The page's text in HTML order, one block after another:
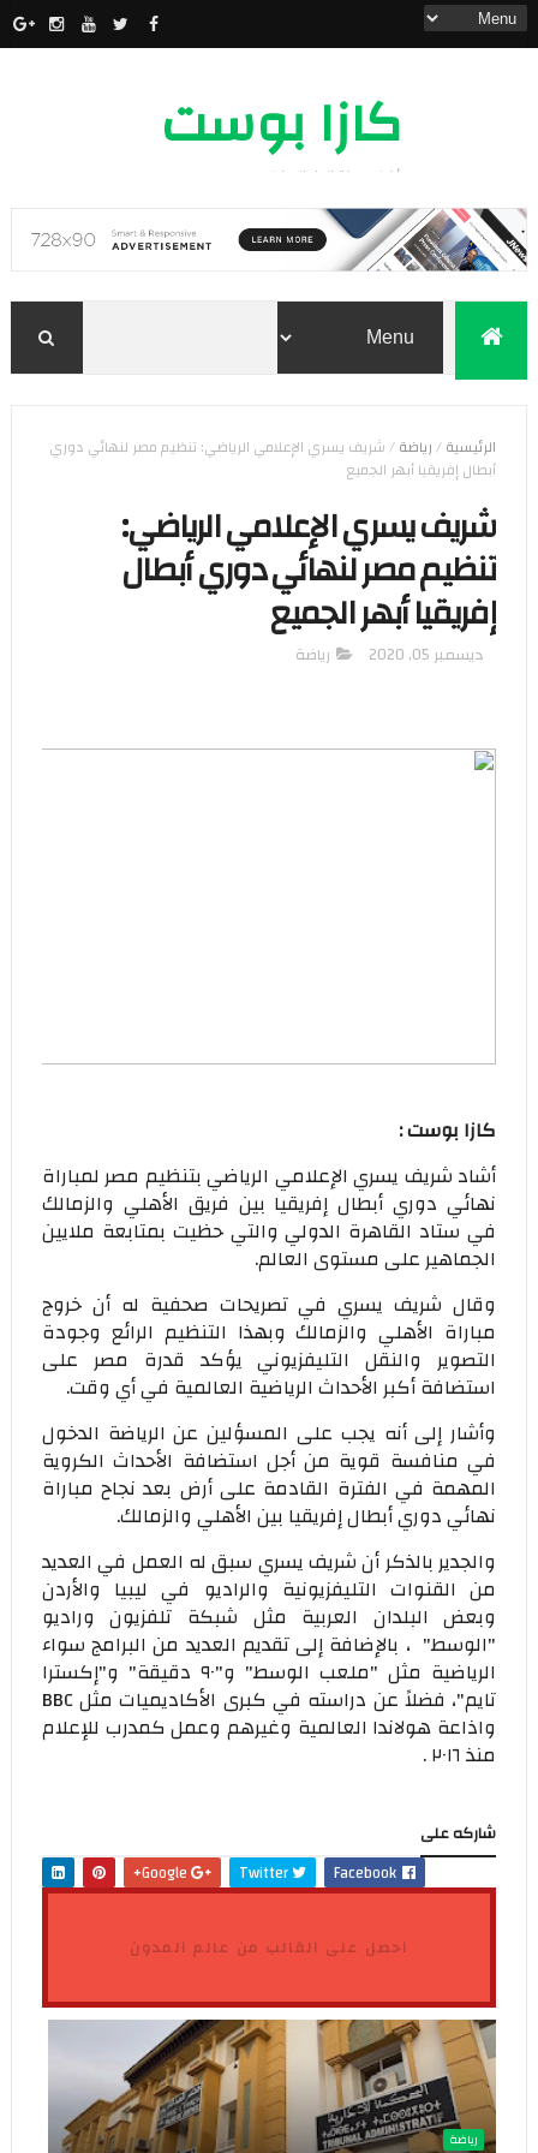
كازا بوست
أخبار مدينة الدار البيضاء
الرئيسية/رياضة/شريف يسري الإعلامي الرياضي: تنظيم مصر لنهائي دوري
أبطال إفريقيا أبهر الجميع
شريف يسري الإعلامي الرياضي:
تنظيم مصر لنهائي دوري أبطال
إفريقيا أبهر الجميع
ديسمبر 05, 2020 رياضة
كازا بوست :
أشاد شريف يسري الإعلامي الرياضي بتنظيم مصر لمباراة
نهائي دوري أبطال إفريقيا بين فريق الأهلي والزمالك
في ستاد القاهرة الدولي والتي حظيت بمتابعة ملايين
الجماهير على مستوى العالم.
وقال شريف يسري في تصريحات صحفية له أن خروج
مباراة الأهلي والزمالك وبهذا التنظيم الرائع وجودة
التصوير والنقل التليفزيوني يؤكد قدرة مصر على
استضافة أكبر الأحداث الرياضية العالمية في أي وقت.
وأشار إلى أنه يجب على المسؤلين عن الرياضة الدخول
في منافسة قوية من أجل استضافة الأحداث الكروية
المهمة في الفترة القادمة على أرض بعد نجاح مباراة
نهائي دوري أبطال إفريقيا بين الأهلي والزمالك.
والجدير بالذكر أن شريف يسري سبق له العمل في العديد
من القنوات التليفزيونية والراديو في ليبيا والأردن
وبعض البلدان العربية مثل شبكة تلفزيون وراديو
"الوسط" ، بالإضافة إلى تقديم العديد من البرامج سواء
الرياضية مثل "ملعب الوسط" و"٩٠ دقيقة" و"إكسترا
تايم"، فضلاً عن دراسته في كبرى الأكاديميات مثل BBC
واذاعة هولاندا العالمية وغيرهم وعمل كمدرب للإعلام
منذ ٢٠١٦ .
شاركه على
Facebook
Twitter
احصل على القالب من عالم المدون
رياضة